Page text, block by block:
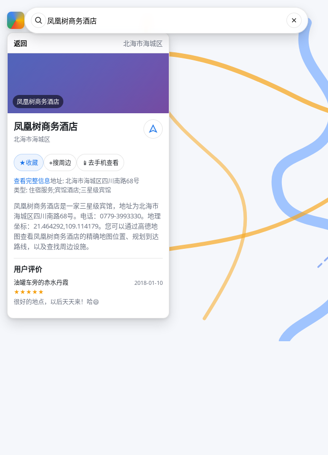
返回 北海市海城区
凤凰树商务酒店
凤凰树商务酒店
北海市海城区
★收藏 ⌖搜周边 📱 去手机查看
查看完整信息地址: 北海市海城区四川南路68号
类型: 住宿服务;宾馆酒店;三星级宾馆
凤凰树商务酒店是一家三星级宾馆，地址为北海市
海城区四川南路68号。电话：0779-3993330。地理
坐标：21.464292,109.114179。您可以通过高德地
图查看凤凰树商务酒店的精确地图位置、规划到达
路线，以及查找周边设施。
用户评价
油罐车旁的赤水丹霞
2018-01-10
★★★★★
很好的地点，以后天天来！哈😄